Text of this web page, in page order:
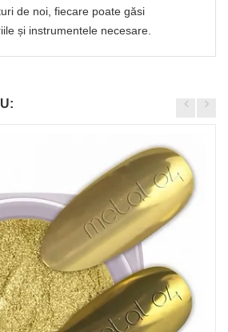
de noi, fiecare poate găsi
și instrumentele necesare.